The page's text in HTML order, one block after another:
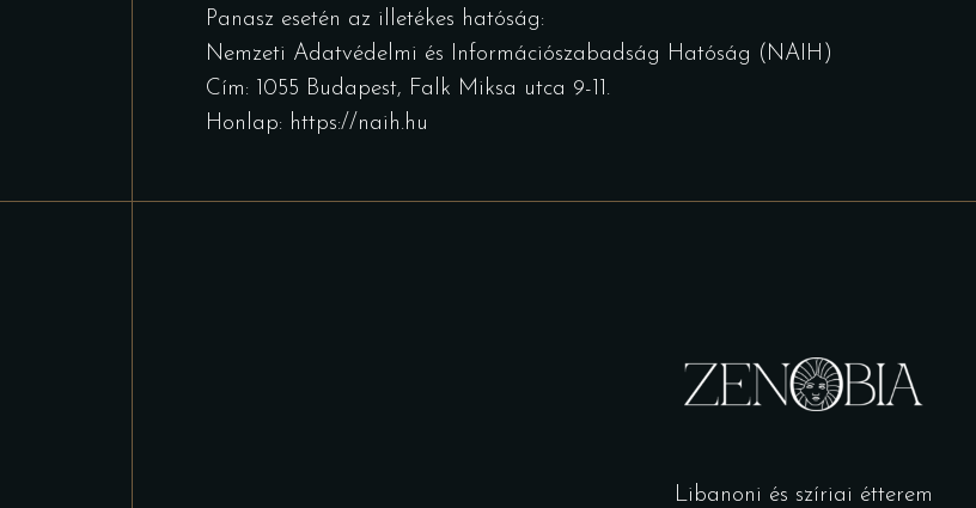
Panasz esetén az illetékes hatóság:
Nemzeti Adatvédelmi és Információszabadság Hatóság (NAIH)
Cím: 1055 Budapest, Falk Miksa utca 9-11.
Honlap: https://naih.hu
Libanoni és szíriai étterem